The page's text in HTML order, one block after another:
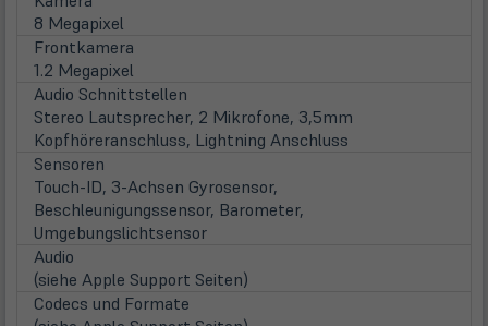
8 Megapixel
Frontkamera
1.2 Megapixel
Audio Schnittstellen
Stereo Lautsprecher, 2 Mikrofone, 3,5mm
Kopfhöreranschluss, Lightning Anschluss
Sensoren
Touch-ID, 3-Achsen Gyrosensor,
Beschleunigungssensor, Barometer,
Umgebungslichtsensor
Audio
(siehe Apple Support Seiten)
Codecs und Formate